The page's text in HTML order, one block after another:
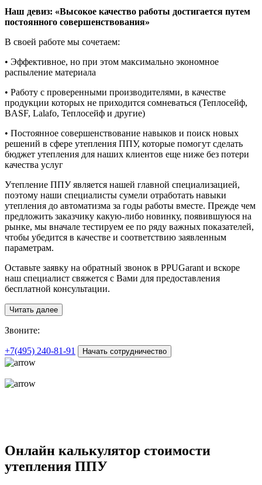
Наш девиз: «Высокое качество работы достигается путем
постоянного совершенствования»
В своей работе мы сочетаем:
• Эффективное, но при этом максимально экономное
распыление материала
• Работу с проверенными производителями, в качестве
продукции которых не приходится сомневаться (Теплосейф,
BASF, Lalafo, Теплосейф и другие)
• Постоянное совершенствование навыков и поиск новых
решений в сфере утепления ППУ, которые помогут сделать
бюджет утепления для наших клиентов еще ниже без потери
качества услуг
Утепление ППУ является нашей главной специализацией,
поэтому наши специалисты сумели отработать навыки
утепления до автоматизма за годы работы вместе. Прежде чем
предложить заказчику какую-либо новинку, появившуюся на
рынке, мы вначале тестируем ее по ряду важных показателей,
чтобы убедится в качестве и соответствию заявленным
параметрам.
Оставьте заявку на обратный звонок в PPUGarant и вскоре
наш специалист свяжется с Вами для предоставления
бесплатной консультации.
Читать далее
Звоните:
+7(495) 240-81-91 Начать сотрудничество
Онлайн калькулятор стоимости
утепления ППУ